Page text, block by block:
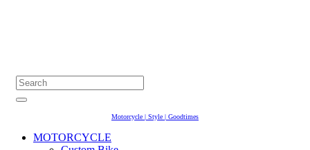
Motorcycle | Style | Goodtimes
MOTORCYCLE